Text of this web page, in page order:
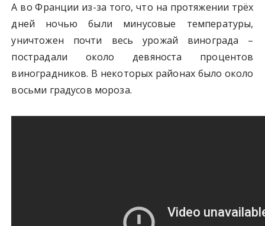
А во Франции из-за того, что на протяжении трёх
дней ночью были минусовые температуры,
уничтожен почти весь урожай винограда –
пострадали около девяноста процентов
виноградников. В некоторых районах было около
восьми градусов мороза.